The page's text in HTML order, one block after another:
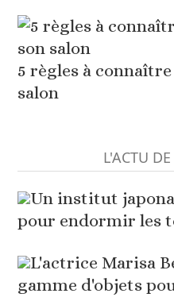
5 règles à
salon
L'ACTU
Un institut
pour endormir les
L'actrice Marisa
gamme d'objets